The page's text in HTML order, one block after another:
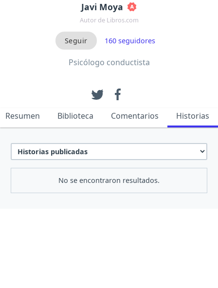
Javi Moya
Autor de Libros.com
160seguidores
Psicólogo conductista
Resumen Biblioteca Comentarios Historias
No se encontraron resultados.